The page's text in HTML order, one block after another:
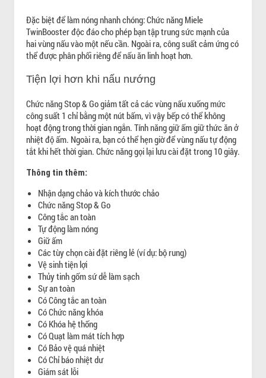
Đặc biệt để làm nóng nhanh chóng: Chức năng Miele
TwinBooster độc đáo cho phép bạn tập trung sức mạnh của
hai vùng nấu vào một nếu cần. Ngoài ra, công suất cảm ứng có
thể được phân phối riêng để nấu ăn linh hoạt hơn.
Tiện lợi hơn khi nấu nướng
Chức năng Stop & Go giảm tất cả các vùng nấu xuống mức
công suất 1 chỉ bằng một nút bấm, vì vậy bếp có thể không
hoạt động trong thời gian ngắn. Tính năng giữ ấm giữ thức ăn ở
nhiệt độ ấm. Ngoài ra, bạn có thể hẹn giờ để vùng nấu tự động
tắt khi hết thời gian. Chức năng gọi lại lưu cài đặt trong 10 giây.
Thông tin thêm:
Nhận dạng chảo và kích thước chảo
Chức năng Stop & Go
Công tắc an toàn
Tự động làm nóng
Giữ ấm
Các tùy chọn cài đặt riêng lẻ (ví dụ: bộ rung)
Vệ sinh tiện lợi
Thủy tinh gốm sứ dễ làm sạch
Sự an toàn
Có Công tắc an toàn
Có Chức năng khóa
Có Khóa hệ thống
Có Quạt làm mát tích hợp
Có Bảo vệ quá nhiệt
Có Chỉ báo nhiệt dư
Giám sát lỗi